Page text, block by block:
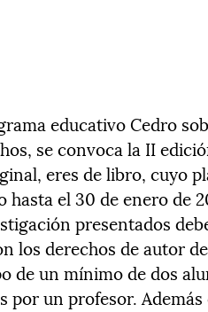
educativo Cedro
se convoca la II
eres de libro, cuyo
hasta el 30 de enero de
presentados
los derechos de autor
de un mínimo de dos
por un profesor.